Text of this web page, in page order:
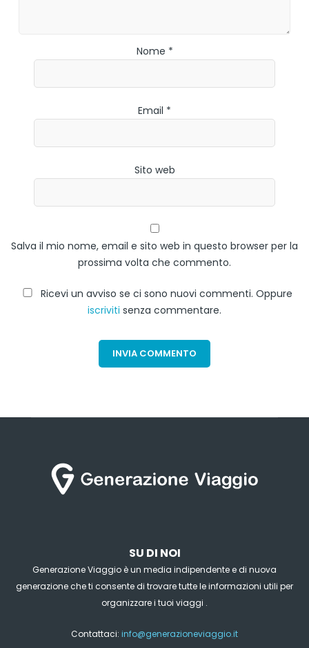
Nome *
Email *
Sito web
Salva il mio nome, email e sito web in questo browser per la
prossima volta che commento.
Ricevi un avviso se ci sono nuovi commenti. Oppure
iscriviti senza commentare.
SU DI NOI
Generazione Viaggio è un media indipendente e di nuova
generazione che ti consente di trovare tutte le informazioni utili per
organizzare i tuoi viaggi .
Contattaci: info@generazioneviaggio.it